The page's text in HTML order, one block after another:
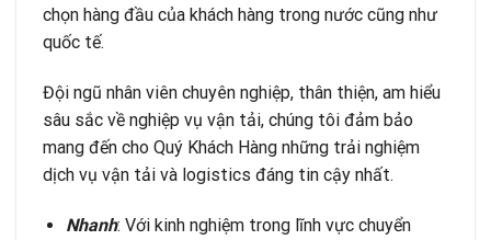
chọn hàng đầu của khách hàng trong nước cũng như
quốc tế.
Đội ngũ nhân viên chuyên nghiệp, thân thiện, am hiểu
sâu sắc về nghiệp vụ vận tải, chúng tôi đảm bảo
mang đến cho Quý Khách Hàng những trải nghiệm
dịch vụ vận tải và logistics đáng tin cậy nhất.
Nhanh: Với kinh nghiệm trong lĩnh vực chuyển